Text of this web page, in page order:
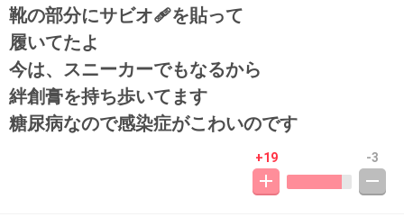
靴の部分にサビオ🩹を貼って
履いてたよ
今は、スニーカーでもなるから
絆創膏を持ち歩いてます
糖尿病なので感染症がこわいのです
+19 -3